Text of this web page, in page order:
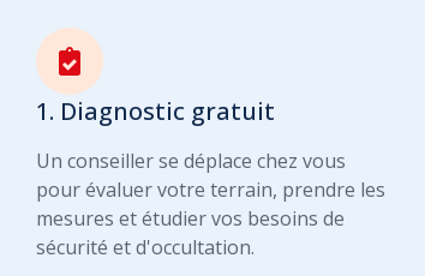
1. Diagnostic gratuit
Un conseiller se déplace chez vous
pour évaluer votre terrain, prendre les
mesures et étudier vos besoins de
sécurité et d'occultation.